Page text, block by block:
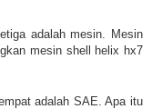
adalah mesin. Mesin
mesin shell helix hx7
adalah SAE. Apa itu